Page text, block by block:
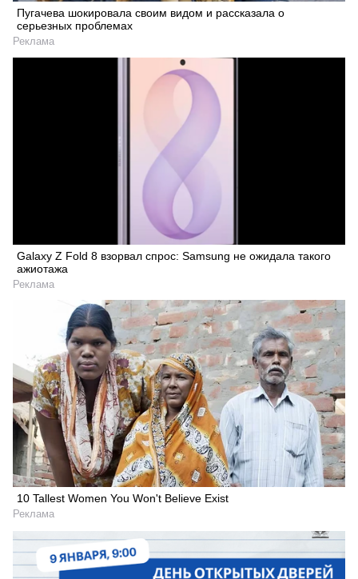
Пугачева шокировала своим видом и рассказала о
серьезных проблемах
Реклама
Galaxy Z Fold 8 взорвал спрос: Samsung не ожидала такого
ажиотажа
Реклама
10 Tallest Women You Won't Believe Exist
Реклама